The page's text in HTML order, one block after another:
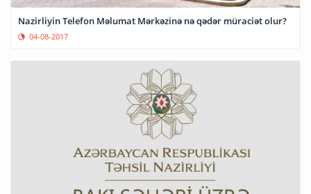
Nazirliyin Telefon Məlumat Mərkəzinə nə qədər müraciət olur?
04-08-2017